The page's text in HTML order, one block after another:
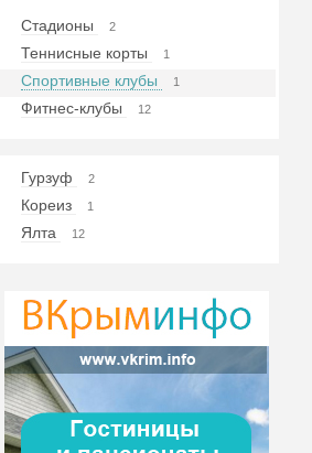
Стадионы 2
Теннисные корты 1
Спортивные клубы 1
Фитнес-клубы 12
Гурзуф 2
Кореиз 1
Ялта 12